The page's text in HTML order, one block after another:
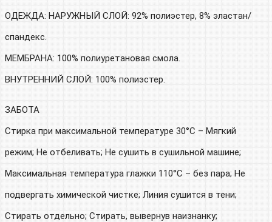
ОДЕЖДА: НАРУЖНЫЙ СЛОЙ: 92% полиэстер, 8% эластан/
спандекс.
МЕМБРАНА: 100% полиуретановая смола.
ВНУТРЕННИЙ СЛОЙ: 100% полиэстер.
ЗАБОТА
Стирка при максимальной температуре 30°C – Мягкий
режим; Не отбеливать; Не сушить в сушильной машине;
Максимальная температура глажки 110°С – без пара; Не
подвергать химической чистке; Линия сушится в тени;
Стирать отдельно; Стирать, вывернув наизнанку;